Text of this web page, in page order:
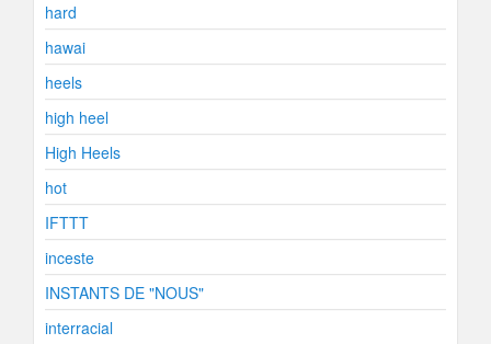
hard
hawai
heels
high heel
High Heels
hot
IFTTT
inceste
INSTANTS DE "NOUS"
interracial